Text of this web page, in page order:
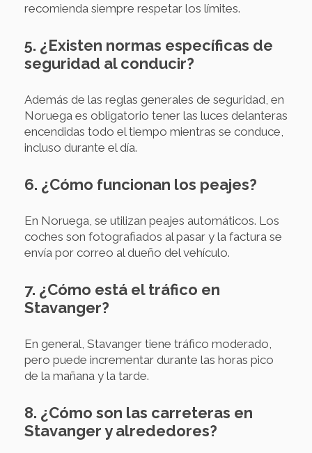
recomienda siempre respetar los límites.
5. ¿Existen normas específicas de
seguridad al conducir?
Además de las reglas generales de seguridad, en
Noruega es obligatorio tener las luces delanteras
encendidas todo el tiempo mientras se conduce,
incluso durante el día.
6. ¿Cómo funcionan los peajes?
En Noruega, se utilizan peajes automáticos. Los
coches son fotografiados al pasar y la factura se
envía por correo al dueño del vehículo.
7. ¿Cómo está el tráfico en
Stavanger?
En general, Stavanger tiene tráfico moderado,
pero puede incrementar durante las horas pico
de la mañana y la tarde.
8. ¿Cómo son las carreteras en
Stavanger y alrededores?